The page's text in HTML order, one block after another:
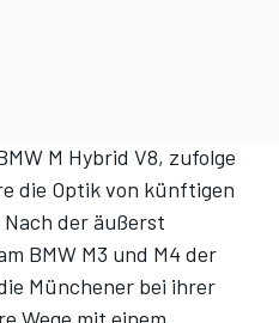
M Hybrid V8, zufolge
die Optik von künftigen
der äußerst
BMW M3 und M4 der
Münchener bei ihrer